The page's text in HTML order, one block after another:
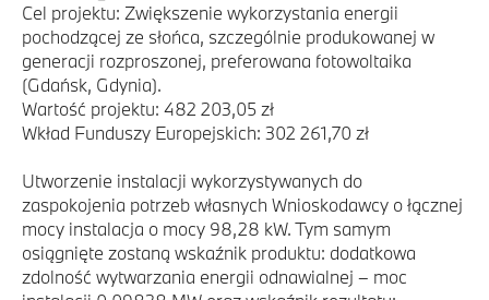
Cel projektu: Zwiększenie wykorzystania energii
pochodzącej ze słońca, szczególnie produkowanej w
generacji rozproszonej, preferowana fotowoltaika
(Gdańsk, Gdynia).
Wartość projektu: 482 203,05 zł
Wkład Funduszy Europejskich: 302 261,70 zł
Utworzenie instalacji wykorzystywanych do
zaspokojenia potrzeb własnych Wnioskodawcy o łącznej
mocy instalacja o mocy 98,28 kW. Tym samym
osiągnięte zostaną wskaźnik produktu: dodatkowa
zdolność wytwarzania energii odnawialnej – moc